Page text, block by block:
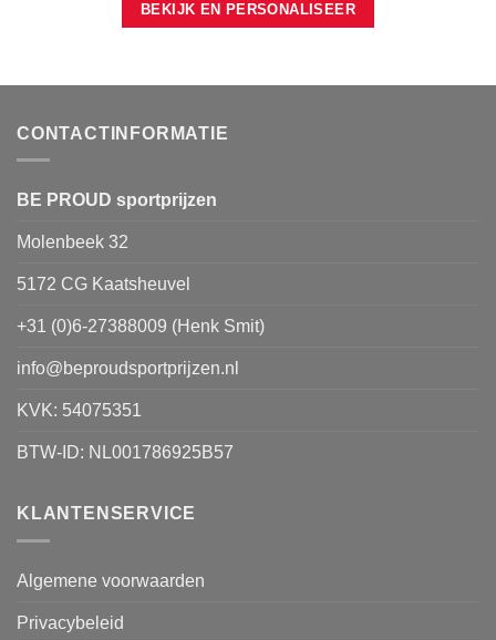
BEKIJK EN PERSONALISEER
CONTACTINFORMATIE
BE PROUD sportprijzen
Molenbeek 32
5172 CG Kaatsheuvel
+31 (0)6-27388009 (Henk Smit)
info@beproudsportprijzen.nl
KVK: 54075351
BTW-ID: NL001786925B57
KLANTENSERVICE
Algemene voorwaarden
Privacybeleid